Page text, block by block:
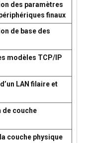
des paramètres
finaux
de base des
modèles TCP/IP
LAN filaire et
de couche
couche physique